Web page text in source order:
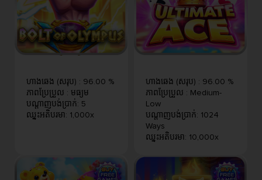
ហាងឆេង (សរុប) : 96.00 %
ភាពប្រែប្រួល : មធ្យម
បណ្តាញបង់ប្រាក់: 5
ឈ្នះអតិបរមា : 1,000x
ហាងឆេង (សរុប) : 96.00 %
ភាពប្រែប្រួល : Medium-
Low
បណ្តាញបង់ប្រាក់: 1024
Ways
ឈ្នះអតិបរមា : 10,000x